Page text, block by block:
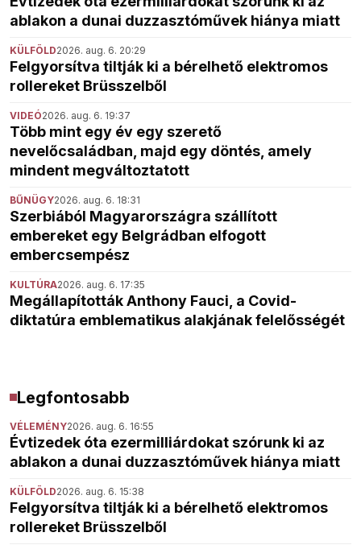
ablakon a dunai duzzasztóművek hiánya miatt
KÜLFÖLD2026. aug. 6. 20:29
Felgyorsítva tiltják ki a bérelhető elektromos
rollereket Brüsszelből
VIDEÓ2026. aug. 6. 19:37
Több mint egy év egy szerető
nevelőcsaládban, majd egy döntés, amely
mindent megváltoztatott
BŰNÜGY2026. aug. 6. 18:31
Szerbiából Magyarországra szállított
embereket egy Belgrádban elfogott
embercsempész
KULTÚRA2026. aug. 6. 17:35
Megállapították Anthony Fauci, a Covid-
diktatúra emblematikus alakjának felelősségét
Legfontosabb
VÉLEMÉNY2026. aug. 6. 16:55
Évtizedek óta ezermilliárdokat szórunk ki az
ablakon a dunai duzzasztóművek hiánya miatt
KÜLFÖLD2026. aug. 6. 15:38
Felgyorsítva tiltják ki a bérelhető elektromos
rollereket Brüsszelből